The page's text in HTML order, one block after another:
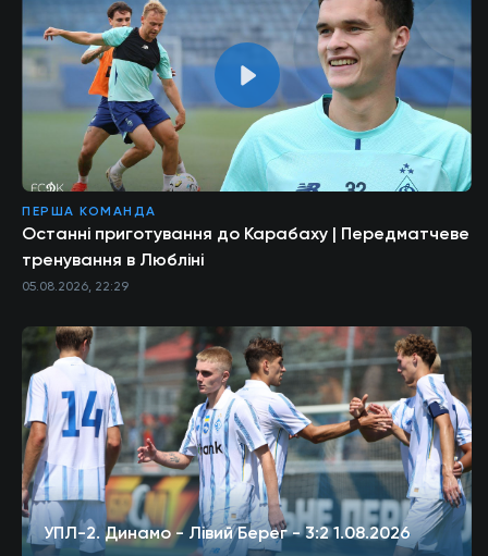
ПЕРША КОМАНДА
Останні приготування до Карабаху | Передматчеве
тренування в Любліні
05.08.2026, 22:29
УПЛ-2. Динамо - Лівий Берег - 3:2 1.08.2026